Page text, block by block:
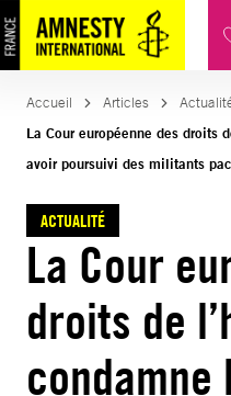
Aller
au
contenu
Accueil Articles
La Cour européenne des droits
avoir poursuivi des militants
ACTUALITÉ
La Cour
droits de
condamne